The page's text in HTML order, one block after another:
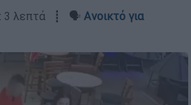
3 λεπτά ┋ 🗣️ Ανοικτό για